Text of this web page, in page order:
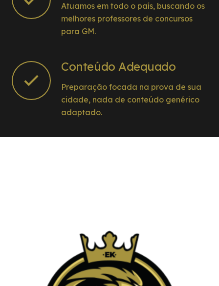
Atuamos em todo o país, buscando os
melhores professores de concursos
para GM.
Conteúdo Adequado
Preparação focada na prova de sua
cidade, nada de conteúdo genérico
adaptado.